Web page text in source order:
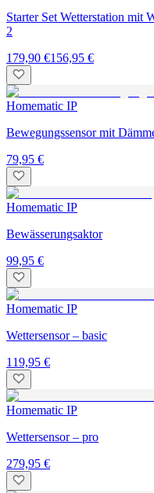
Starter Set Wetterstation mit
2
179,90 €156,95 €
Homematic IP
Bewegungssensor mit
79,95 €
Homematic IP
Bewässerungsaktor
99,95 €
Homematic IP
Wettersensor – basic
119,95 €
Homematic IP
Wettersensor – pro
279,95 €